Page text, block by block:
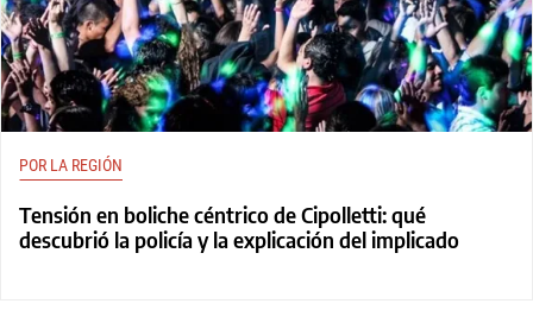
POR LA REGIÓN
Tensión en boliche céntrico de Cipolletti: qué
descubrió la policía y la explicación del implicado